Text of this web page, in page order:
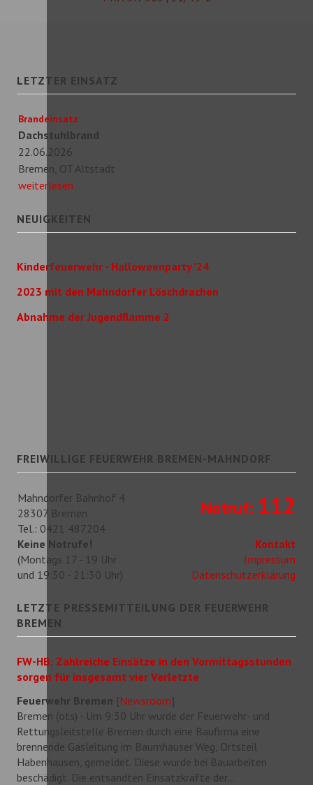
LETZTER EINSATZ
Brandeinsatz
Dachstuhlbrand
22.06.2026
Bremen, OT Altstadt
weiterlesen
NEUIGKEITEN
Kinderfeuerwehr - Halloweenparty '24
2023 mit den Mahndorfer Löschdrachen
Abnahme der Jugendflamme 2
FREIWILLIGE FEUERWEHR BREMEN-MAHNDORF
Mahndorfer Bahnhof 4
28307 Bremen
Tel.: 0421 487204
Keine Notrufe!
(Montags 17 - 19 Uhr
und 19:30 - 21:30 Uhr)
Notruf: 112
Kontakt
Impressum
Datenschutzerklärung
LETZTE PRESSEMITTEILUNG DER FEUERWEHR
BREMEN
FW-HB: Zahlreiche Einsätze in den Vormittagsstunden
sorgen für insgesamt vier Verletzte
Feuerwehr Bremen [Newsroom]
Bremen (ots) - Um 9:30 Uhr wurde der Feuerwehr- und
Rettungsleitstelle Bremen durch eine Baufirma eine
brennende Gasleitung im Baumhauser Weg, Ortsteil
Habenhausen, gemeldet. Diese wurde bei Bauarbeiten
beschädigt. Die entsandten Einsatzkräfte der...